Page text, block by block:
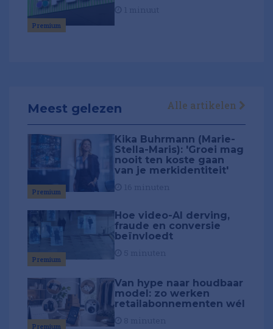
Premium
Meest gelezen Alle artikelen
Premium
Kika Buhrmann (Marie-
Stella-Maris): 'Groei mag
nooit ten koste gaan
van je merkidentiteit'
Premium
Hoe video-AI derving,
fraude en conversie
beïnvloedt
Premium
Van hype naar houdbaar
model: zo werken
retailabonnementen wél